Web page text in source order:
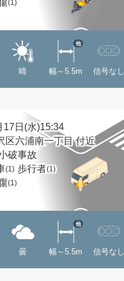
(1)
晴 幅～5.5m
他
信号なし
17日(水)15:34
区六浦南一丁目 付近
破事故
(1) 歩行者(1)
(1)
曇 幅～5.5m
他
信号なし